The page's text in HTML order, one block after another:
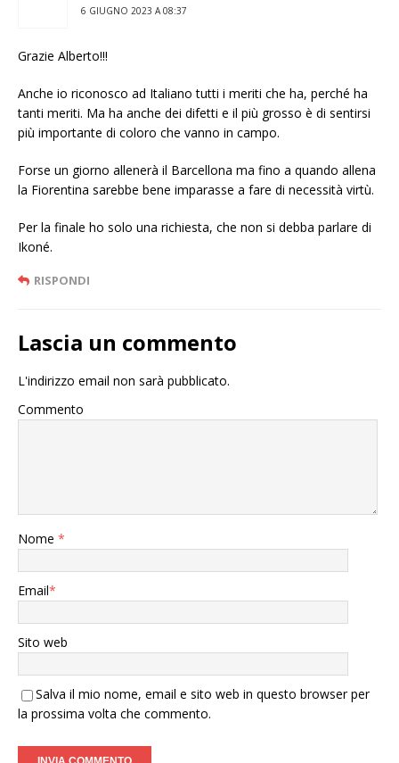
6 GIUGNO 2023 A 08:37
Grazie Alberto!!!
Anche io riconosco ad Italiano tutti i meriti che ha, perché ha
tanti meriti. Ma ha anche dei difetti e il più grosso è di sentirsi
più importante di coloro che vanno in campo.
Forse un giorno allenerà il Barcellona ma fino a quando allena
la Fiorentina sarebbe bene imparasse a fare di necessità virtù.
Per la finale ho solo una richiesta, che non si debba parlare di
Ikoné.
RISPONDI
Lascia un commento
L'indirizzo email non sarà pubblicato.
Commento
Nome *
Email*
Sito web
Salva il mio nome, email e sito web in questo browser per
la prossima volta che commento.